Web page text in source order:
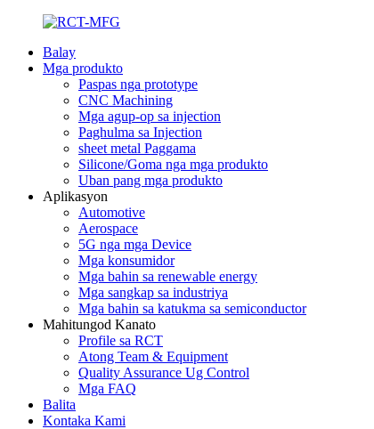
Balay
Mga produkto
Paspas nga prototype
CNC Machining
Mga agup-op sa injection
Paghulma sa Injection
sheet metal Paggama
Silicone/Goma nga mga produkto
Uban pang mga produkto
Aplikasyon
Automotive
Aerospace
5G nga mga Device
Mga konsumidor
Mga bahin sa renewable energy
Mga sangkap sa industriya
Mga bahin sa katukma sa semiconductor
Mahitungod Kanato
Profile sa RCT
Atong Team & Equipment
Quality Assurance Ug Control
Mga FAQ
Balita
Kontaka Kami